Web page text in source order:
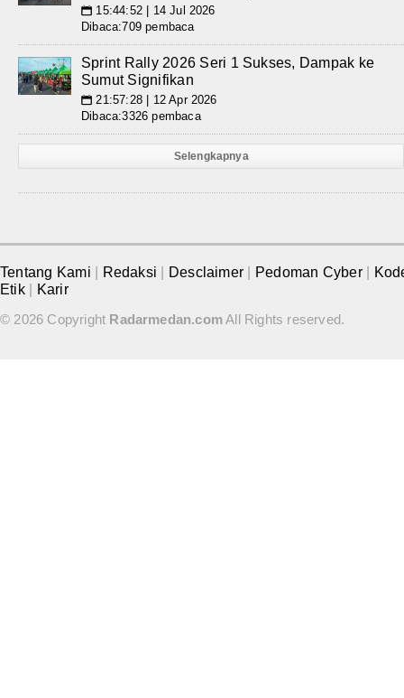
📅 15:44:52 | 14 Jul 2026
Dibaca:709 pembaca
Sprint Rally 2026 Seri 1 Sukses, Dampak ke
Sumut Signifikan
📅 21:57:28 | 12 Apr 2026
Dibaca:3326 pembaca
Selengkapnya
Tentang Kami Redaksi Desclaimer Pedoman Cyber
Etik
Karir
© 2026 Copyright Radarmedan.comAll Rights reserved.